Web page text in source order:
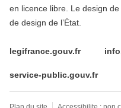
en licence libre. Le design
de design de l’État.
legifrance.gouv.fr
service-public.gouv.fr